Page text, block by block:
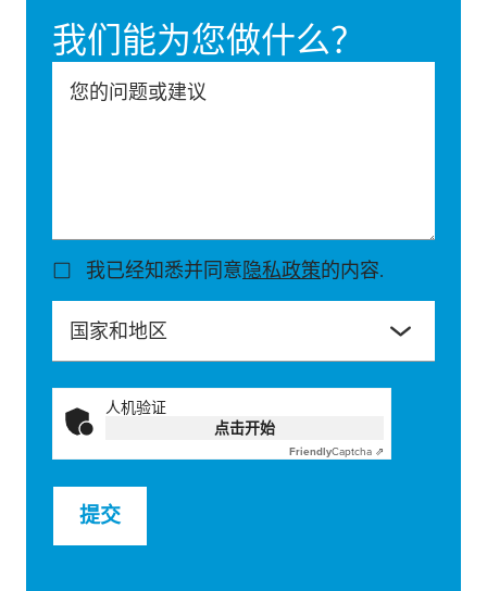
我们能为您做什么？
您的问题或建议
我已经知悉并同意隐私政策的内容.
国家和地区
人机验证
点击开始
FriendlyCaptcha ⇗
提交